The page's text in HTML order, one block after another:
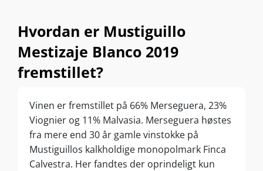
Hvordan er Mustiguillo
Mestizaje Blanco 2019
fremstillet?
Vinen er fremstillet på 66% Merseguera, 23%
Viognier og 11% Malvasia. Merseguera høstes
fra mere end 30 år gamle vinstokke på
Mustiguillos kalkholdige monopolmark Finca
Calvestra. Her fandtes der oprindeligt kun